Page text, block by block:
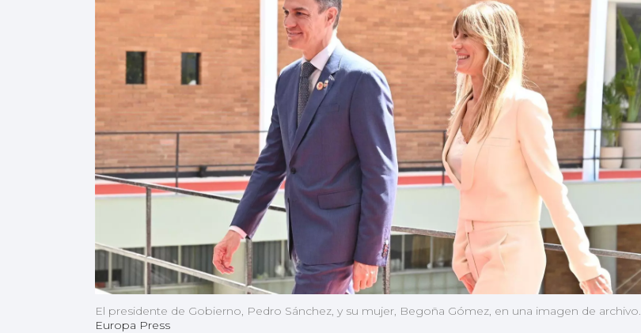
El presidente de Gobierno, Pedro Sánchez, y su mujer, Begoña Gómez, en una imagen de archivo.
Europa Press